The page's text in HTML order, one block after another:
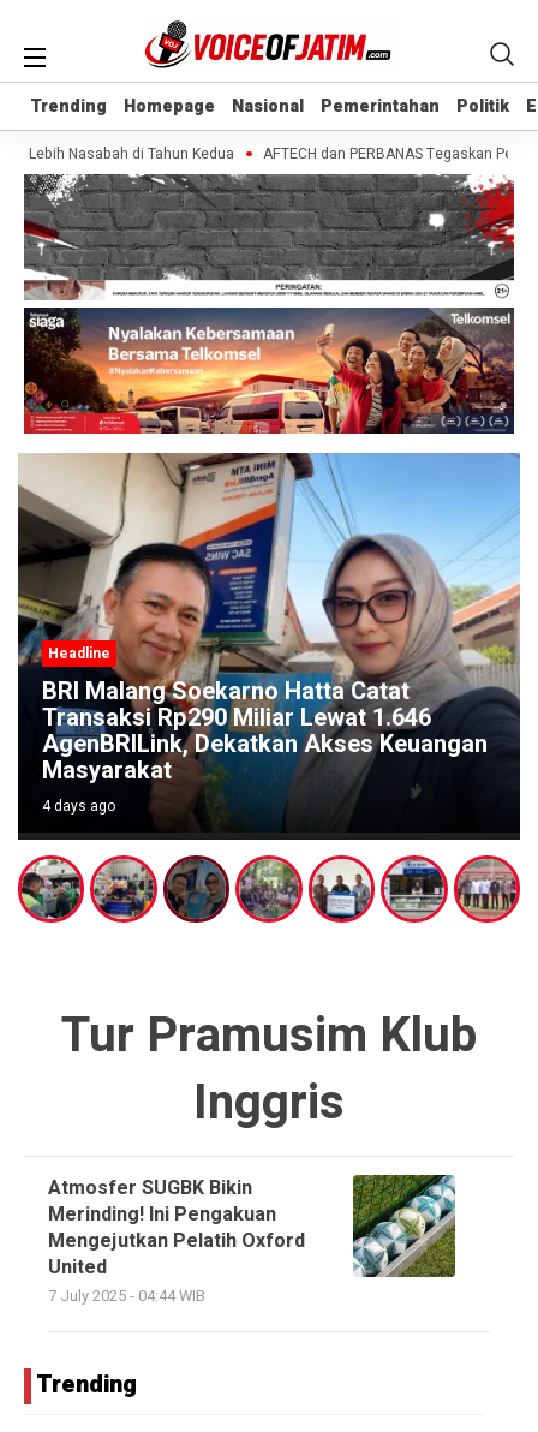
Trending Homepage Nasional Pemerintahan Politik
Trending Homepage Nasional Pemerintahan Politik
Lebih Nasabah di Tahun Kedua AFTECH dan PERBANAS Tegaskan
Headline
Festival Kali Brantas #5 Gaungkan
Pelestarian Sungai Lewat Ritual Budaya
di Titik Nol Sumber Brantas
4 days ago
Tur Pramusim Klub
Inggris
Atmosfer SUGBK Bikin
Merinding! Ini Pengakuan
Mengejutkan Pelatih Oxford
United
7 July 2025 - 04:44 WIB
Trending